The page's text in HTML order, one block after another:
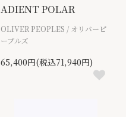
ADIENT POLAR
OLIVER PEOPLES / オリバーピ
ープルズ
65,400円(税込71,940円)